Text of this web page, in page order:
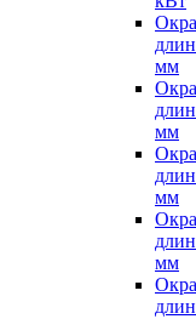
мм
мм
мм
мм